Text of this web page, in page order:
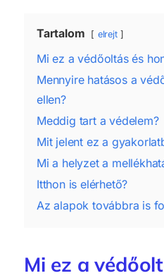
Tartalom elrejt
Mi ez a védőoltás és
Mennyire hatásos a
ellen?
Meddig tart a védelem?
Mit jelent ez a
Mi a helyzet a
Itthon is elérhető?
Az alapok továbbra is
Mi ez a